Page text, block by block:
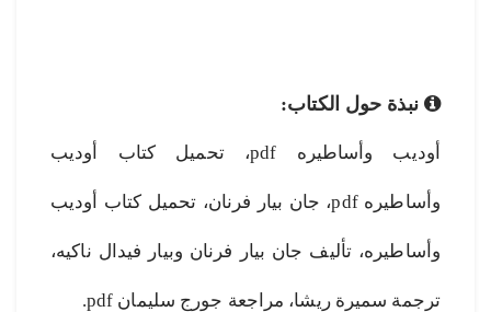
نبذة حول الكتاب:
أوديب وأساطيره pdf، تحميل كتاب أوديب
وأساطيره pdf، جان بيار فرنان، تحميل كتاب أوديب
وأساطيره، تأليف جان بيار فرنان وبيار فيدال ناكيه،
ترجمة سميرة ريشا، مراجعة جورج سليمان pdf.